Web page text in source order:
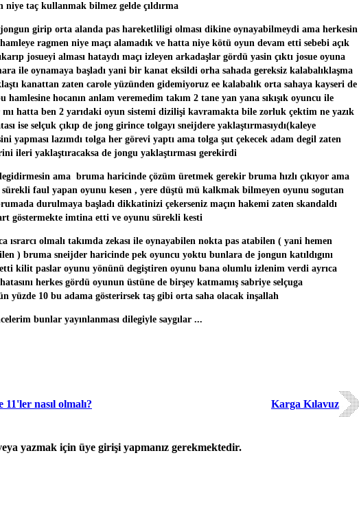
niye taç kullanmak bilmez gelde çıldırma
girip orta alanda pas hareketliligi olması dikine oynayabilmeydi ama herkesin
ragmen niye maçı alamadık ve hatta niye kötü oyun devam etti sebebi açık
josueyi alması hataydı maçı izleyen arkadaşlar gördü yasin çıktı josue oyuna
ile oynamaya başladı yani bir kanat eksildi orha sahada gereksiz kalabalıklaşma
kanattan zaten carole yüzünden gidemiyoruz ee kalabalık orta sahaya kayseri de
hamlesine hocanın anlam veremedim takım 2 tane yan yana sıkışık oyuncu ile
mı hatta ben 2 yarıdaki oyun sistemi dizilişi kavramakta bile zorluk çektim ne yazık
ise selçuk çıkıp de jong girince tolgayı sneijdere yaklaştırmasıydı(kaleye
yapması lazımdı tolga her görevi yaptı ama tolga şut çekecek adam degil zaten
ileri yaklaştıracaksa de jongu yaklaştırması gerekirdi
ama bruma haricinde çözüm üretmek gerekir bruma hızlı çıkıyor ama
faul yapan oyunu kesen , yere düştü mü kalkmak bilmeyen oyunu sogutan
durulmaya başladı dikkatinizi çekerseniz maçın hakemi zaten skandaldı
göstermekte imtina etti ve oyunu sürekli kesti
ısrarcı olmalı takımda zekası ile oynayabilen nokta pas atabilen ( yani hemen
) bruma sneijder haricinde pek oyuncu yoktu bunlara de jongun katıldıgını
kilit paslar oyunu yönünü degiştiren oyunu bana olumlu izlenim verdi ayrıca
herkes gördü oyunun üstüne de birşey katmamış sabriye selçuga
yüzde 10 bu adama gösterirsek taş gibi orta saha olacak inşallah
bunlar yayınlanması dilegiyle saygılar ...
nasıl olmalı?
Karga Kılavuz
yazmak için üye girişi yapmanız gerekmektedir.